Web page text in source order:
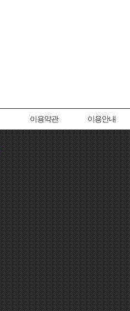
이용약관 이용안내